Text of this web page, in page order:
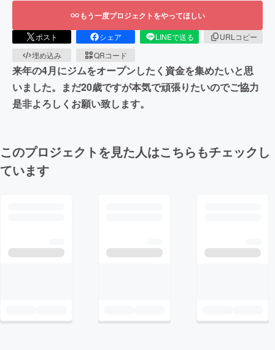
もう一度プロジェクトをやってほしい
ポスト シェア LINEで送る
URLコピー
埋め込み
QRコード
来年の4月にジムをオープンしたく資金を集めたいと思
いました。まだ20歳ですが本気で頑張りたいのでご協力
是非よろしくお願い致します。
このプロジェクトを見た人はこちらもチェックし
ています